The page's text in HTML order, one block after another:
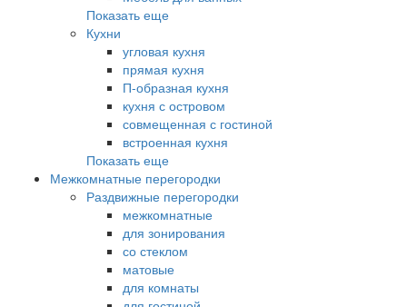
Показать еще
Кухни
угловая кухня
прямая кухня
П-образная кухня
кухня с островом
совмещенная с гостиной
встроенная кухня
Показать еще
Межкомнатные перегородки
Раздвижные перегородки
межкомнатные
для зонирования
со стеклом
матовые
для комнаты